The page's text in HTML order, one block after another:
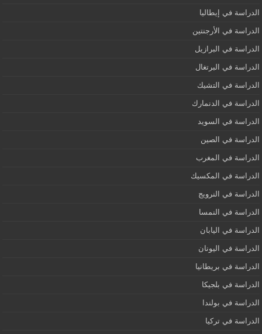
الدراسة في إيطاليا
الدراسة في الأرجنتين
الدراسة في البرازيل
الدراسة في البرتغال
الدراسة في التشيك
الدراسة في الدنمارك
الدراسة في السويد
الدراسة في الصين
الدراسة في المغرب
الدراسة في المكسيك
الدراسة في النرويج
الدراسة في النمسا
الدراسة في اليابان
الدراسة في اليونان
الدراسة في بريطانيا
الدراسة في بلجيكا
الدراسة في بولندا
الدراسة في تركيا